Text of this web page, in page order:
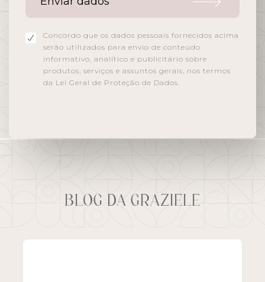
Concordo que os dados pessoais fornecidos acima
serão utilizados para envio de conteúdo
informativo, analítico e publicitário sobre
produtos, serviços e assuntos gerais, nos termos
da Lei Geral de Proteção de Dados.
BLOG DA GRAZIELE